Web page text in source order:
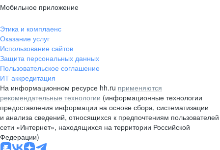
Мобильное приложение
Этика и комплаенс
Оказание услуг
Использование сайтов
Защита персональных данных
Пользовательское соглашение
ИТ аккредитация
На информационном ресурсе hh.ru применяются
рекомендательные технологии (информационные технологии
предоставления информации на основе сбора, систематизации
и анализа сведений, относящихся к предпочтениям пользователей
сети «Интернет», находящихся на территории Российской
Федерации)